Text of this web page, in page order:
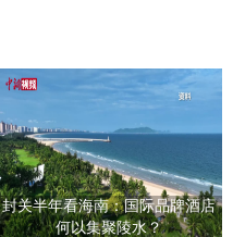
封关半年看海南：国际品牌酒店
何以集聚陵水？